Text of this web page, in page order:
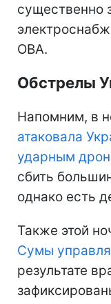
существенно
ОВА.
Обстрелы
Напомним, в
атаковала
ударным
сбить
однако есть
Также этой
Сумы
результате